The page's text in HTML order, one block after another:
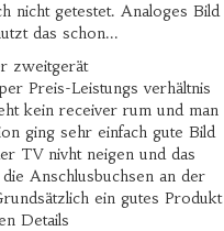
nicht getestet. Analoges Bild
das schon...
zweitgerät
Preis-Leistungs verhältnis
kein receiver rum und man
ging sehr einfach gute Bild
TV nivht neigen und das
Anschlusbuchsen an der
ein gutes Produkt
Details